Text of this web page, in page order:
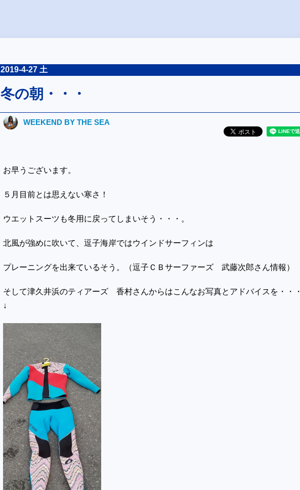
2019-4-27 土
冬の朝・・・
WEEKEND BY THE SEA
お早うございます。
５月目前とは思えない寒さ！
ウエットスーツも冬用に戻ってしまいそう・・・。
北風が強めに吹いて、逗子海岸ではウインドサーフィンは
プレーニングを出来ているそう。（逗子ＣＢサーファーズ 武藤次郎さん情報）
そして津久井浜のティアーズ 香村さんからはこんなお写真とアドバイスを・・・
↓